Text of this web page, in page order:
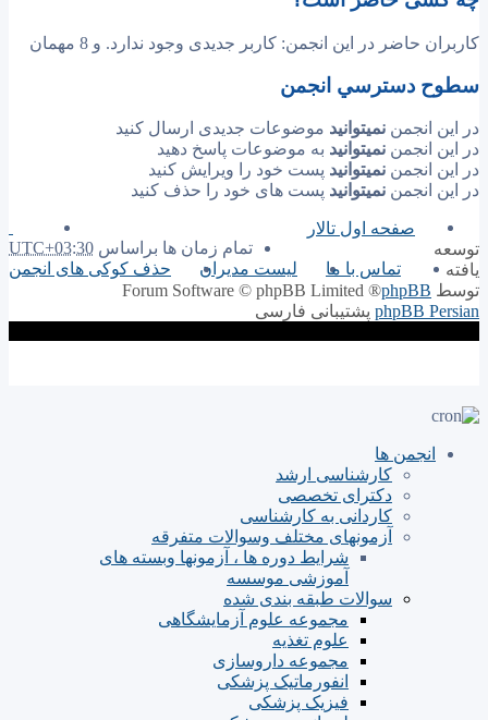
کاربران حاضر در این انجمن: کاربر جدیدی وجود ندارد. و 8 مهمان
سطوح دسترسي انجمن
در این انجمن نمیتوانید موضوعات جدیدی ارسال کنید
در این انجمن نمیتوانید به موضوعات پاسخ دهید
در این انجمن نمیتوانید پست خود را ویرایش کنید
در این انجمن نمیتوانید پست های خود را حذف کنید
صفحه اول تالار
تمام زمان ها براساس UTC+03:30
حذف کوکی های انجمن
لیست مدیران تماس با ما
توسعه
یافته
توسط phpBB
® Forum Software © phpBB Limited
phpBB Persian پشتیبانی فارسی
انجمن ها
کارشناسی ارشد
دکترای تخصصی
کاردانی به کارشناسی
آزمونهای مختلف وسوالات متفرقه
شرایط دوره ها ، آزمونها وبسته های
آموزشی موسسه
سوالات طبقه بندی شده
مجموعه علوم آزمایشگاهی
علوم تغذیه
مجموعه داروسازی
انفورماتیک پزشکی
فیزیک پزشکی